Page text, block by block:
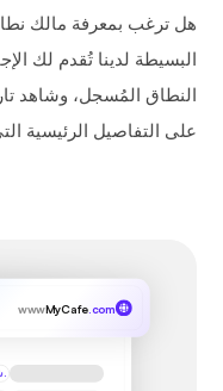
البسيطة لدينا تُقدم لك
النطاق المُسجل، وشاهد
على التفاصيل الرئيسية
wwwMyCafe.com